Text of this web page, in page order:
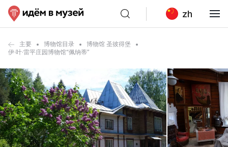
zh
主要 博物馆目录
博物馆 圣彼得堡
伊·叶·雷平庄园博物馆“佩纳蒂”